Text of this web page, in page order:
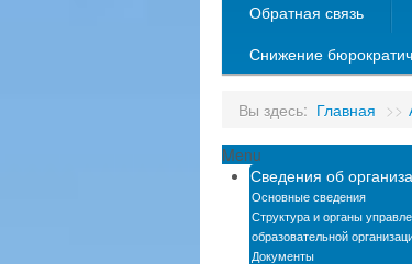
Обратная связь
Снижение
Вы здесь: Главная >>
Menu
Сведения об
Основные сведения
Структура и органы
образовательной
Документы